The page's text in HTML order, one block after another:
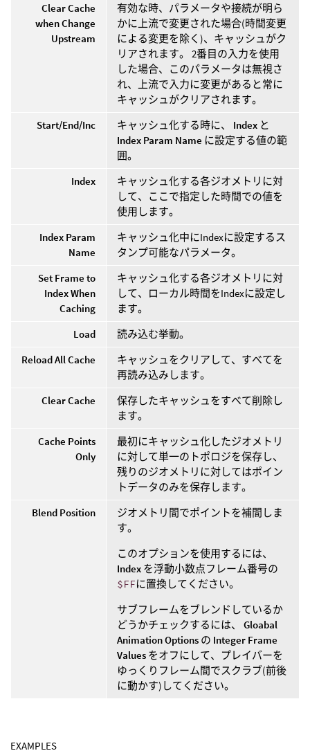
Clear Cache
when Change
Upstream
有効な時、パラメータや接続が明ら
かに上流で変更された場合(時間変更
による変更を除く)、キャッシュがク
リアされます。 2番目の入力を使用
した場合、このパラメータは無視さ
れ、上流で入力に変更があると常に
キャッシュがクリアされます。
Start/End/Inc
キャッシュ化する時に、 Index と
Index Param Name に設定する値の範
囲。
Index
キャッシュ化する各ジオメトリに対
して、ここで指定した時間での値を
使用します。
Index Param
Name
キャッシュ化中にIndexに設定するス
タンプ可能なパラメータ。
Set Frame to
Index When
Caching
キャッシュ化する各ジオメトリに対
して、ローカル時間をIndexに設定し
ます。
Load
読み込む挙動。
Reload All Cache
キャッシュをクリアして、すべてを
再読み込みします。
Clear Cache
保存したキャッシュをすべて削除し
ます。
Cache Points
Only
最初にキャッシュ化したジオメトリ
に対して単一のトポロジを保存し、
残りのジオメトリに対してはポイン
トデータのみを保存します。
Blend Position
ジオメトリ間でポイントを補間しま
す。
このオプションを使用するには、
Index を浮動小数点フレーム番号の
$FFに置換してください。
サブフレームをブレンドしているか
どうかチェックするには、 Gloabal
Animation Options の Integer Frame
Values をオフにして、プレイバーを
ゆっくりフレーム間でスクラブ(前後
に動かす)してください。
EXAMPLES